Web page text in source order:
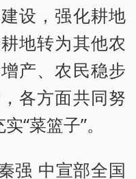
设，强化耕地
地转为其他农
产、农民稳步
各方面共同努
“菜篮子”。
强 中宣部全国